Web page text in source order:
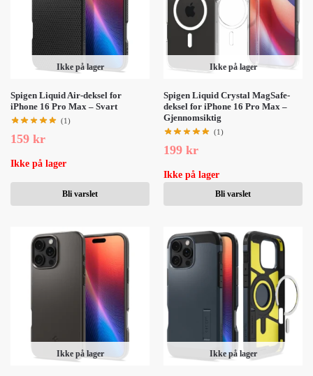
Ikke på lager
Spigen Liquid Air-deksel for
iPhone 16 Pro Max – Svart
(1)
159 kr
Ikke på lager
Bli varslet
Ikke på lager
Spigen Liquid Crystal MagSafe-
deksel for iPhone 16 Pro Max –
Gjennomsiktig
(1)
199 kr
Ikke på lager
Bli varslet
Ikke på lager Ikke på lager